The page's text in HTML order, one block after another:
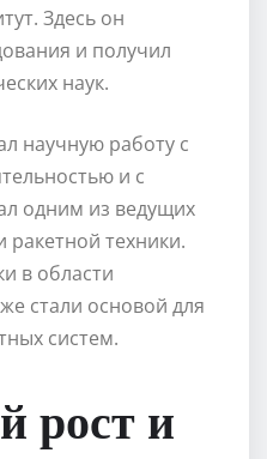
Здесь он
и получил
наук.
научную работу с
и с
одним из ведущих
ракетной техники.
в области
стали основой для
систем.
рост и